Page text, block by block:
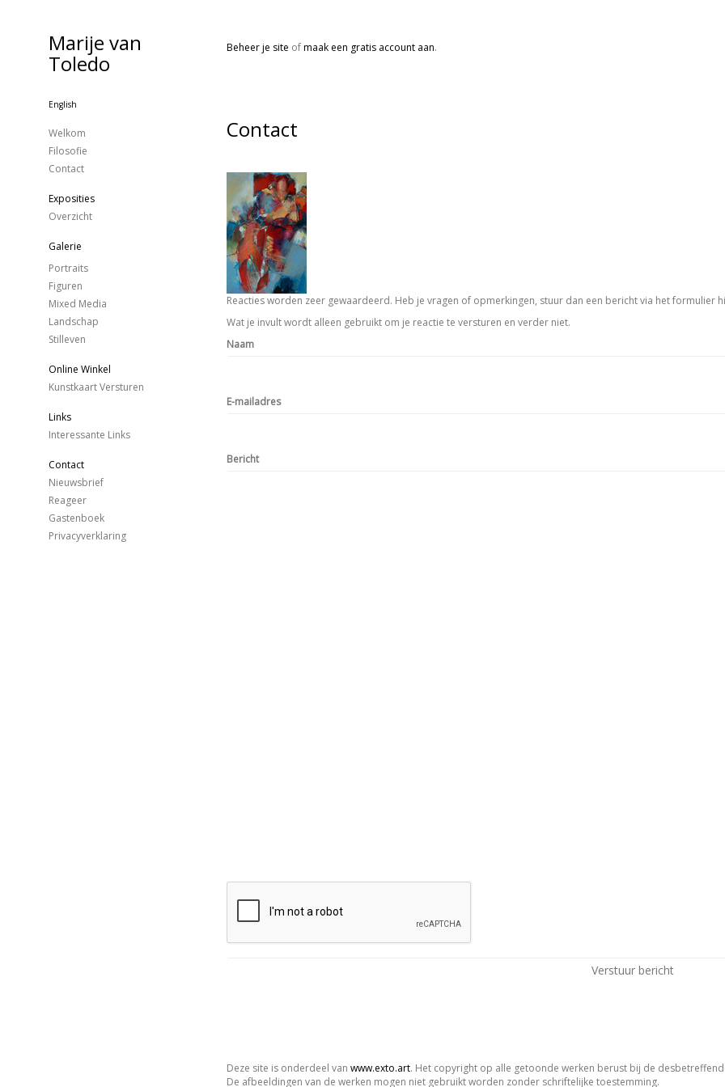
Beheer je site ofmaak een gratis account aan.
Contact
Reacties worden zeer gewaardeerd. Heb je vragen of opmerkingen, stuur dan een bericht via het formulier
Wat je invult wordt alleen gebruikt om je reactie te versturen en verder niet.
Naam
E-mailadres
Bericht
Marije van
Toledo
English
Welkom
Filosofie
Contact
Exposities
Overzicht
Galerie
Portraits
Figuren
Mixed Media
Landschap
Stilleven
Online Winkel
Kunstkaart Versturen
Links
Interessante Links
Contact
Nieuwsbrief
Reageer
Gastenboek
Privacyverklaring
Deze site is onderdeel van www.exto.art. Het copyright op alle getoonde werken berust bij de
De afbeeldingen van de werken mogen niet gebruikt worden zonder schriftelijke toestemming.